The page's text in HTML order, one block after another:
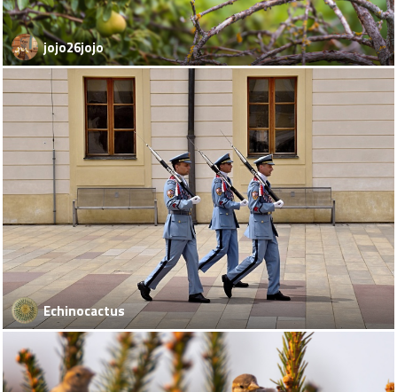
jojo26jojo
Echinocactus